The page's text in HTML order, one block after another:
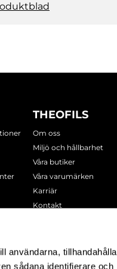
användarna, tillhandahålla
sådana identifierare och
THEOFILS
Om oss
Miljö och hållbarhet
Våra butiker
Våra varumärken
Karriär
Kontakt